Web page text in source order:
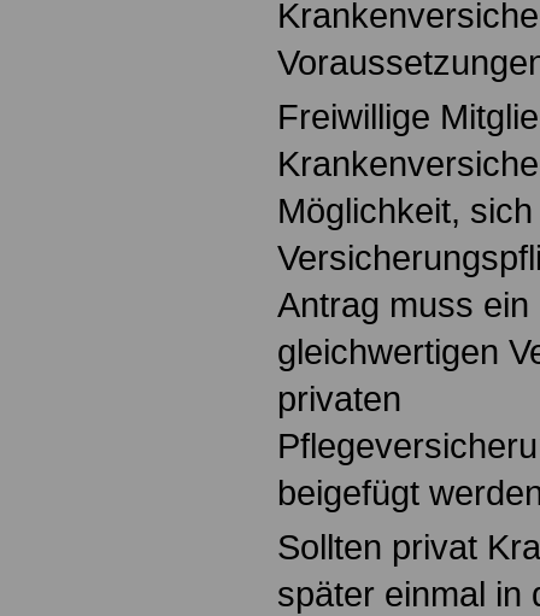
Freiwillige
Möglichkeit,
Antrag muss
gleichwertigen
privaten
beigefügt
Sollten privat
später einmal in